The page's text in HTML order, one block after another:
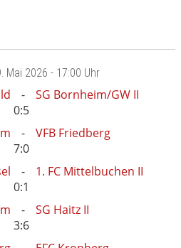
Mai 2026 - 17:00 Uhr
SG Bornheim/GW II
0:5
VFB Friedberg
7:0
1. FC Mittelbuchen II
0:1
SG Haitz II
3:6